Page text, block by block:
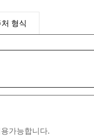
형식
가능합니다.